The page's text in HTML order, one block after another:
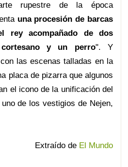
rupestre de la época
una procesión de barcas
rey acompañado de dos
cortesano y un perro". Y
las escenas talladas en la
placa de pizarra que algunos
el icono de la unificación del
de los vestigios de Nejen,
Extraído de El Mundo